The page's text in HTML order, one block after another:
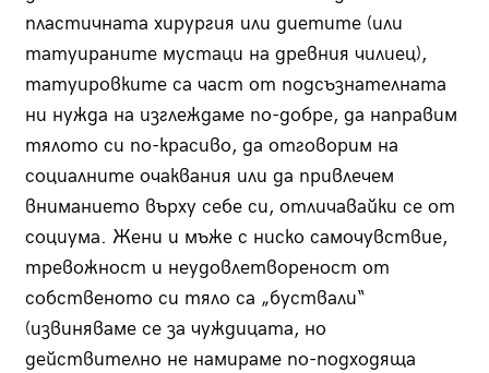
пластичната хирургия или диетите (или
татуираните мустаци на древния чилиец),
татуировките са част от подсъзнателната
ни нужда на изглеждаме по-добре, да направим
тялото си по-красиво, да отговорим на
социалните очаквания или да привлечем
вниманието върху себе си, отличавайки се от
социума. Жени и мъже с ниско самочувствие,
тревожност и неудовлетвореност от
собственото си тяло са „буствали“
(извиняваме се за чуждицата, но
действително не намираме по-подходяща